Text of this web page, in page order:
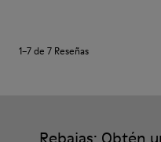
1–7 de 7 Reseñas